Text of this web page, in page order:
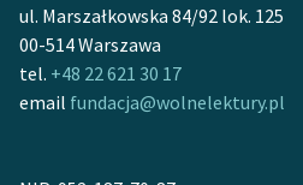
Deklaracja dostępności
ul. Marszałkowska 84/92 lok. 125
00-514 Warszawa
tel. +48 22 621 30 17
email fundacja@wolnelektury.pl